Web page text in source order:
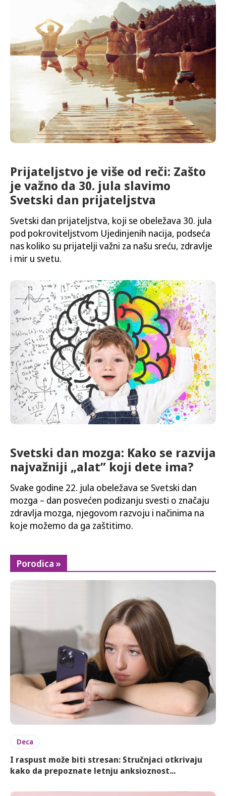
Prijateljstvo je više od reči: Zašto
je važno da 30. jula slavimo
Svetski dan prijateljstva
Svetski dan prijateljstva, koji se obeležava 30. jula
pod pokroviteljstvom Ujedinjenih nacija, podseća
nas koliko su prijatelji važni za našu sreću, zdravlje
i mir u svetu.
Svetski dan mozga: Kako se razvija
najvažniji „alat” koji dete ima?
Svake godine 22. jula obeležava se Svetski dan
mozga – dan posvećen podizanju svesti o značaju
zdravlja mozga, njegovom razvoju i načinima na
koje možemo da ga zaštitimo.
Porodica »
Deca
I raspust može biti stresan: Stručnjaci otkrivaju
kako da prepoznate letnju anksioznost...